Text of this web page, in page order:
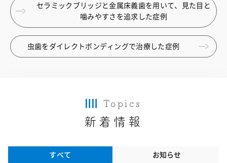
セラミックブリッジと金属床義歯を用いて、見た目と
噛みやすさを追求した症例
虫歯をダイレクトボンディングで治療した症例
Topics
新着情報
すべて お知らせ